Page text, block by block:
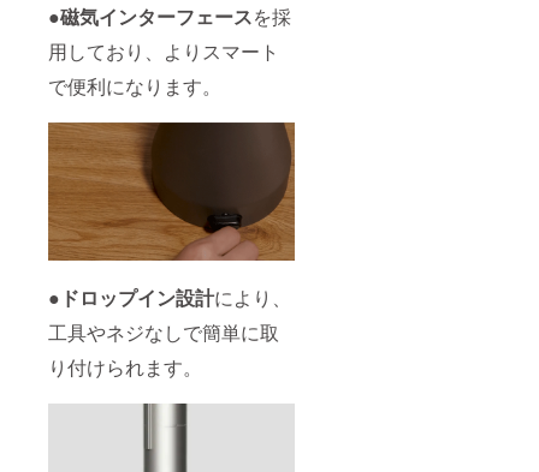
●磁気インターフェースを採
用しており、よりスマート
で便利になります。
● ドロップイン設計により、
工具やネジなしで簡単に取
り付けられます。